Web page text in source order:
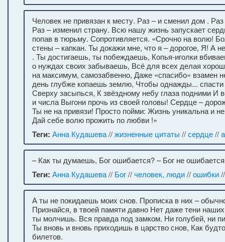
Человек не привязан к месту. Раз – и сменил дом .
Раз – изменил страну. Всю нашу жизнь запускает
попав в тюрьму. Сопротивляется. «Срочно на волю!
стены – капкан. Ты докажи мне, что я – дорогое, Я! А
. Ты достигаешь, ты побеждаешь, Копья-иголки
о нуждах своих забываешь, Всё для всех делая
на максимум, самозабвенно, Даже «спасибо» взамен
день глубже копаешь землю, Чтобы однажды... спасти
Сверху засыпься, К звёздному небу глаза подними И
и числа Выгони прочь из своей головы! Сердце –
Ты не на привязи! Просто пойми: Жизнь уникальна и
Дай себе волю прожить по любви !»
Теги: Анна Кудашева//жизненные цитаты //сердце//
– Как ты думаешь, Бог ошибается? – Бог не
Теги: Анна Кудашева// Бог//человек, люди//ошибки//
А ты не покидаешь моих снов. Прописка в них –
Признайся, в твоей памяти давно Нет даже тени
ты молчишь. Вся правда под замком. Ни голубей, ни
Ты вновь и вновь приходишь в царство снов, Как
билетов.